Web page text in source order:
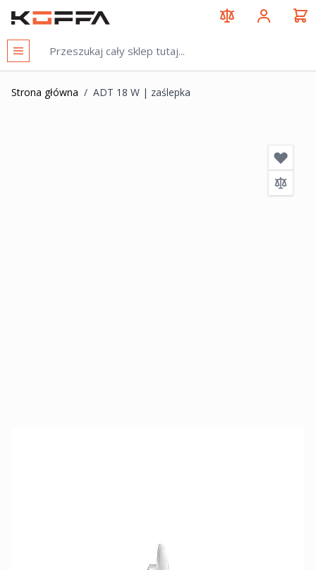
KOFFA
Strona główna / ADT 18 W | zaślepka
FISCHER-60334